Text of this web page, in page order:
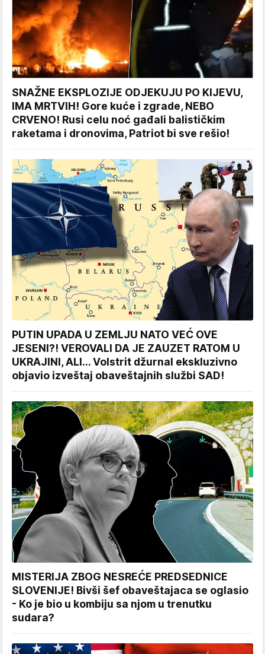
SNAŽNE EKSPLOZIJE ODJEKUJU PO KIJEVU,
IMA MRTVIH! Gore kuće i zgrade, NEBO
CRVENO! Rusi celu noć gađali balističkim
raketama i dronovima, Patriot bi sve rešio!
PUTIN UPADA U ZEMLJU NATO VEĆ OVE
JESENI?! VEROVALI DA JE ZAUZET RATOM U
UKRAJINI, ALI... Volstrit džurnal ekskluzivno
objavio izveštaj obaveštajnih službi SAD!
MISTERIJA ZBOG NESREĆE PREDSEDNICE
SLOVENIJE! Bivši šef obaveštajaca se oglasio
- Ko je bio u kombiju sa njom u trenutku
sudara?